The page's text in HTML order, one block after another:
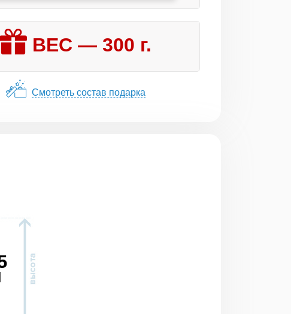
ВЕС —300 г.
Смотреть состав подарка